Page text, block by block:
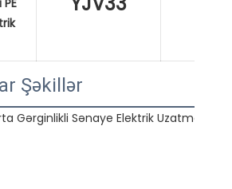
Şəkillər